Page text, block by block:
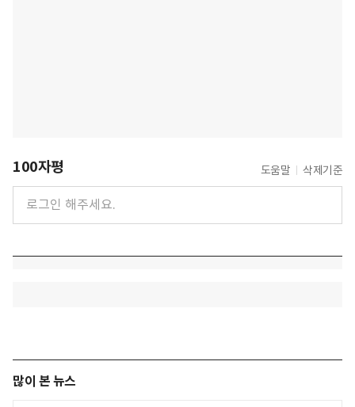
100자평 도움말 삭제기준
많이 본 뉴스